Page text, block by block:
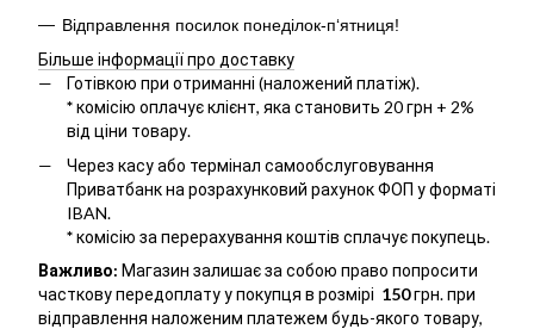
Відправлення посилок понеділок-п‘ятниця!
Більше інформації про доставку
Готівкою при отриманні (наложений платіж).
*комісію оплачує клієнт, яка становить 20 грн + 2%
від ціни товару.
Через касу або термінал самообслуговування
Приватбанк на розрахунковий рахунок ФОП у форматі
IBAN.
*комісію за перерахування коштів сплачує покупець.
Важливо: Магазин залишає за собою право попросити
часткову передоплату у покупця в розмірі 150грн. при
відправлення наложеним платежем будь-якого товару,